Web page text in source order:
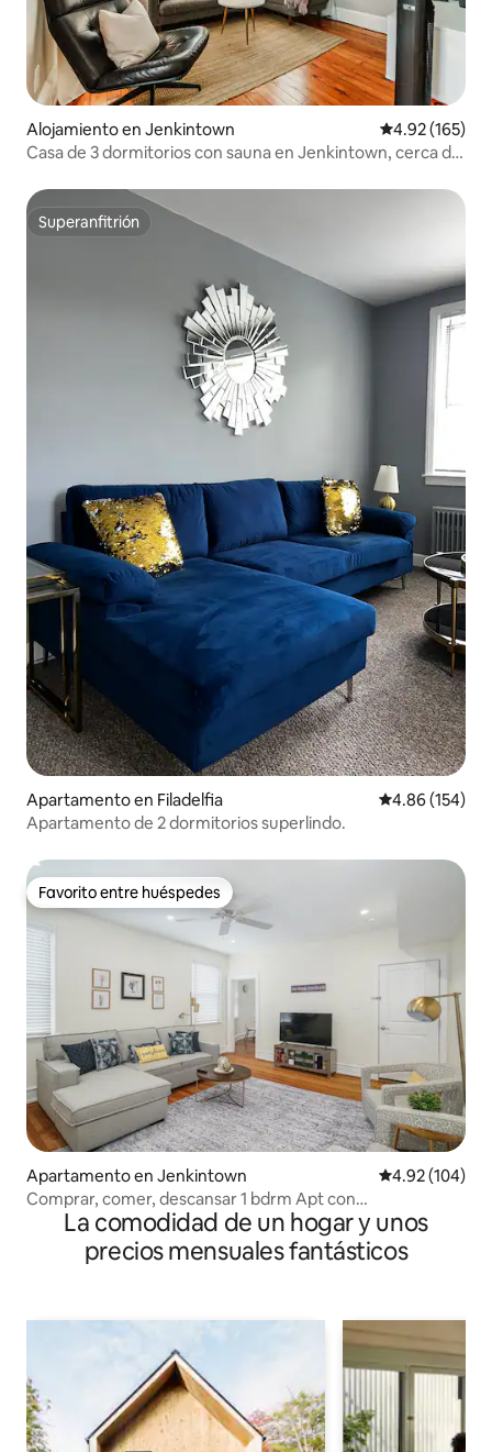
Alojamiento en Jenkintown Calificación
4.92 (165)
Casa de 3 dormitorios con sauna en Jenkintown, cerca de
Superanfitrión
Superanfitrión
Apartamento en Filadelfia Calificación
4.86 (154)
Apartamento de 2 dormitorios superlindo.
Favorito entre huéspedes
Favorito entre huéspedes
Apartamento en Jenkintown Calificación
4.92 (104)
Comprar, comer, descansar 1 bdrm Apt con
estacionamiento gratuito en el lugar
La comodidad de un hogar y unos
precios mensuales fantásticos